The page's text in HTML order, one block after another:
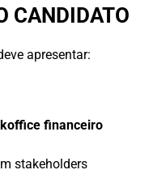
CANDIDATO
apresentar:
financeiro
stakeholders